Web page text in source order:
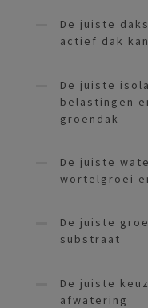
De juiste
actief dak
De juiste
belastingen
groendak
De juiste
wortelgroei
De juiste
substraat
De juiste
afwatering